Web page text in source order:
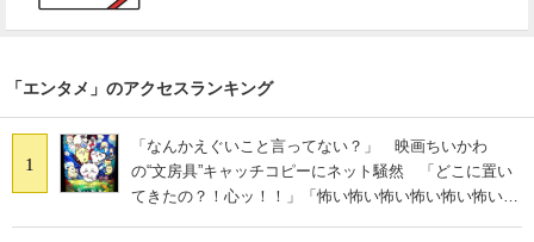
「エンタメ」のアクセスランキング
1
「なんかえぐいこと言ってない？」 映画ちいかわ
の“文房具”キャッチコピーにネット騒然 「どこに置い
てきたの？！心ッ！！」「怖い怖い怖い怖い怖い怖い怖